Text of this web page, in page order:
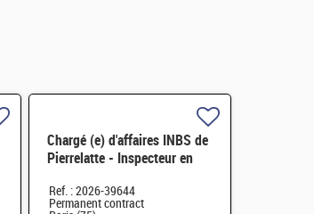
Chargé (e) d'affaires INBS de
Pierrelatte - Inspecteur en
Ref. : 2026-39644
Permanent contract